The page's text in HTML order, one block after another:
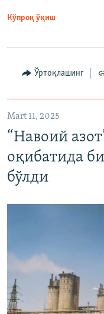
Кўпроқ ўқиш
Ўртоқлашинг
Mart 11, 2025
“Навоий
оқибатида
бўлди